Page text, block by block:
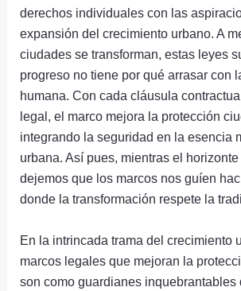
derechos individuales con las
expansión del crecimiento urbano. A
ciudades se transforman, estas leyes
progreso no tiene por qué arrasar con
humana. Con cada cláusula
legal, el marco mejora la protección
integrando la seguridad en la esencia
urbana. Así pues, mientras el
dejemos que los marcos nos guíen
donde la transformación respete la
En la intrincada trama del crecimiento
marcos legales que mejoran la
son como guardianes inquebrantables